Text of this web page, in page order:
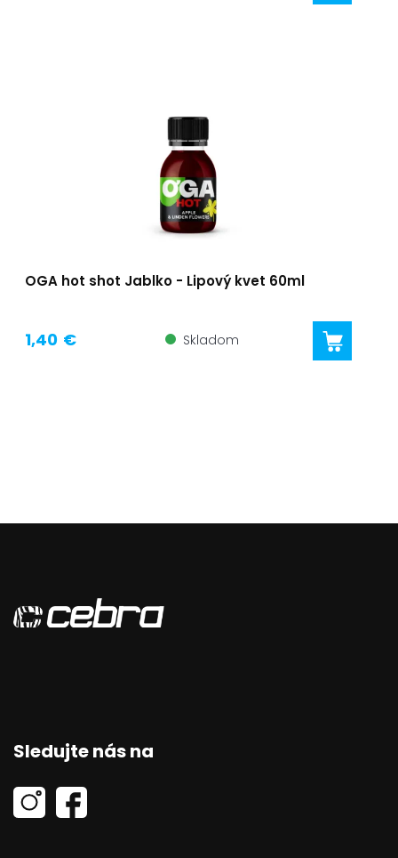
OGA hot shot Jablko - Lipový kvet 60ml
1,40 € Skladom
Sledujte nás na